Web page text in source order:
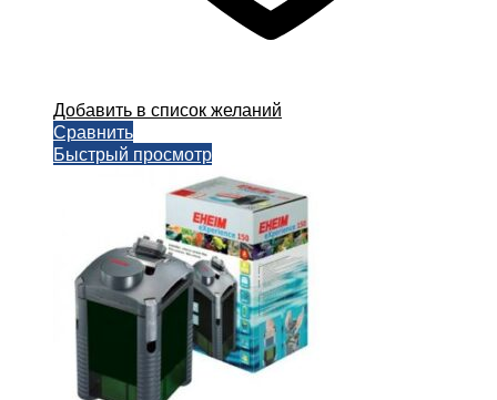
Добавить в список желаний
Сравнить
Быстрый просмотр